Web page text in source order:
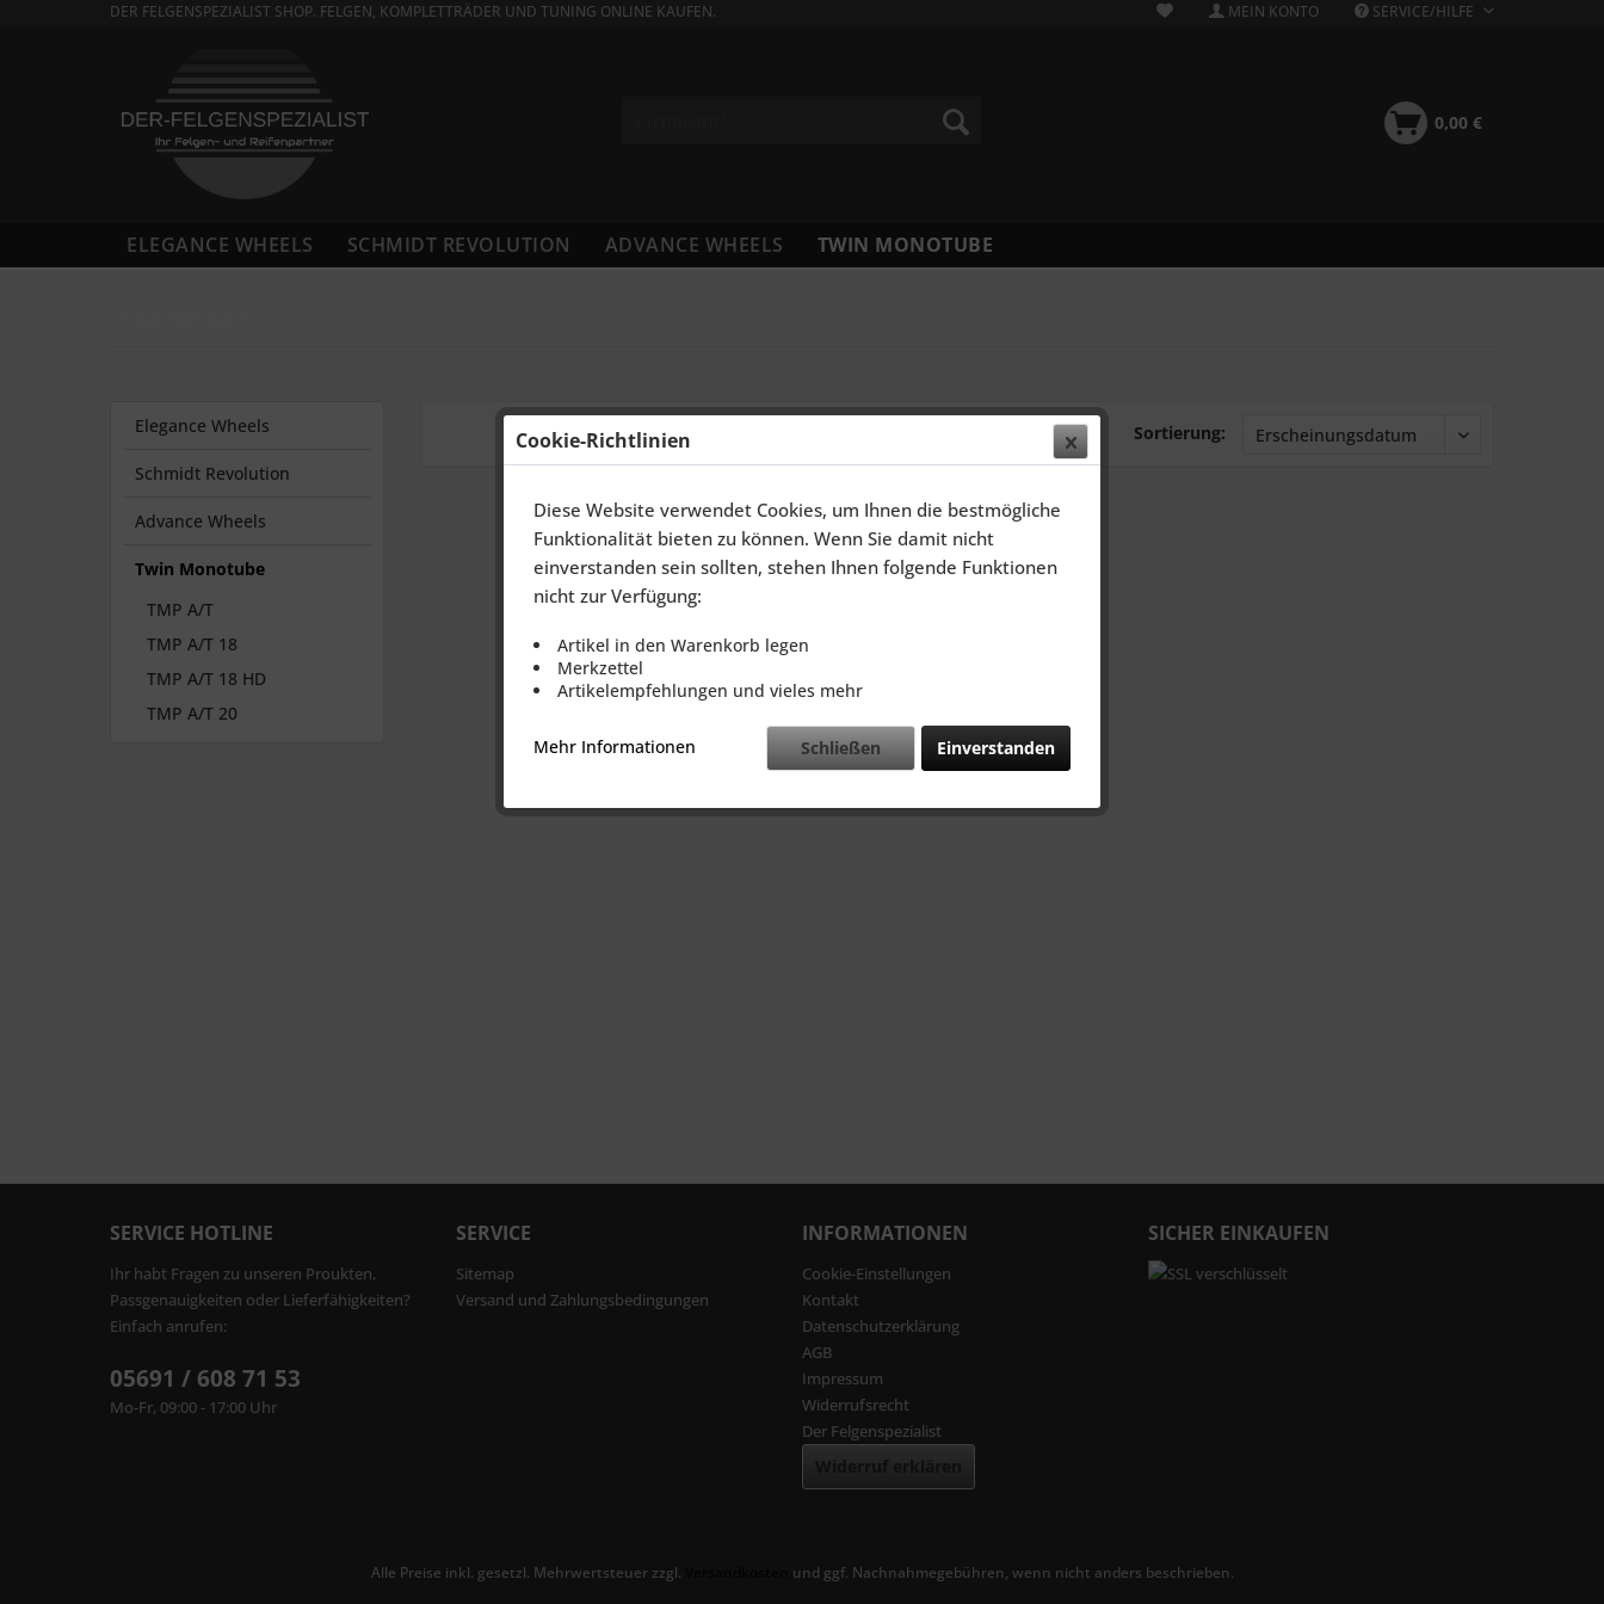
DER FELGENSPEZIALIST SHOP. FELGEN, KOMPLETTRÄDER UND TUNING ONLINE KAUFEN. MEIN KONTO SERVICE/HILFE
0,00 €
ELEGANCE WHEELS SCHMIDT REVOLUTION ADVANCE WHEELS TWIN MONOTUBE
Elegance Wheels
Schmidt Revolution
Advance Wheels
Twin Monotube
TMP A/T
TMP A/T 18
TMP A/T 18 HD
TMP A/T 20
Sortierung:
SERVICE HOTLINE
Ihr habt Fragen zu unseren Proukten,
Passgenauigkeiten oder Lieferfähigkeiten?
Einfach anrufen:
05691 / 608 71 53
Mo-Fr, 09:00 - 17:00 Uhr
SERVICE
Sitemap
Versand und Zahlungsbedingungen
INFORMATIONEN
Cookie-Einstellungen
Kontakt
Datenschutzerklärung
AGB
Impressum
Widerrufsrecht
Der Felgenspezialist
SICHER EINKAUFEN
Alle Preise inkl. gesetzl. Mehrwertsteuer zzgl. und ggf. Nachnahmegebühren, wenn nicht anders beschrieben.
Cookie-Richtlinien
Diese Website verwendet Cookies, um Ihnen die bestmögliche
Funktionalität bieten zu können. Wenn Sie damit nicht
einverstanden sein sollten, stehen Ihnen folgende Funktionen
nicht zur Verfügung:
Artikel in den Warenkorb legen
Merkzettel
Artikelempfehlungen und vieles mehr
Mehr Informationen Einverstanden
Schließen